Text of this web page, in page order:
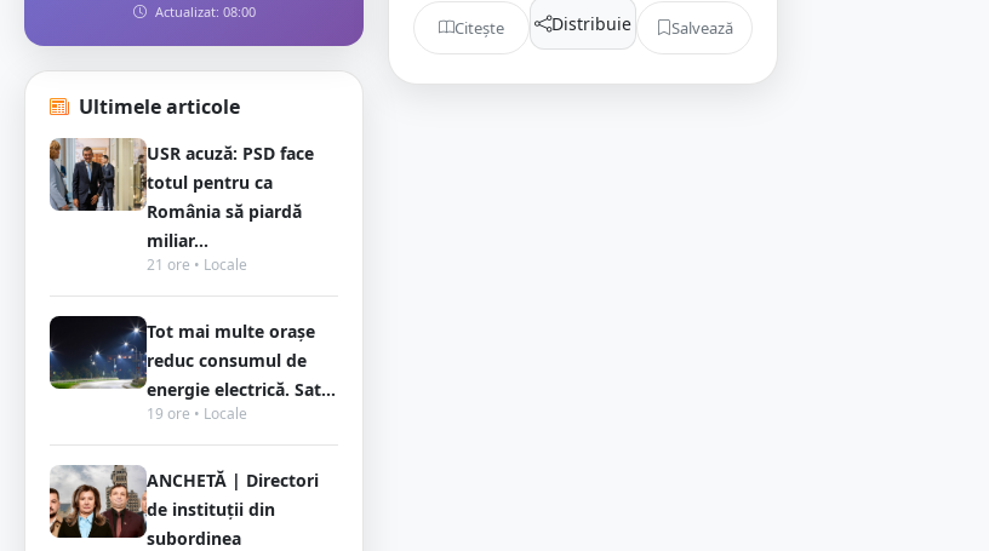
Actualizat: 08:00
Ultimele articole
USR acuză: PSD face
totul pentru ca
România să piardă
miliar...
21 ore • Locale
Tot mai multe orașe
reduc consumul de
energie electrică. Sat...
19 ore • Locale
ANCHETĂ | Directori
de instituții din
subordinea
Citește Distribuie Salvează